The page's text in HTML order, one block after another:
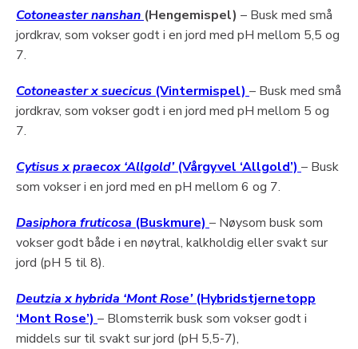
Cotoneaster nanshan (Hengemispel) – Busk med små
jordkrav, som vokser godt i en jord med pH mellom 5,5 og
7.
Cotoneaster x suecicus (Vintermispel) – Busk med små
jordkrav, som vokser godt i en jord med pH mellom 5 og
7.
Cytisus x praecox ‘Allgold’ (Vårgyvel ‘Allgold’) – Busk
som vokser i en jord med en pH mellom 6 og 7.
Dasiphora fruticosa (Buskmure) – Nøysom busk som
vokser godt både i en nøytral, kalkholdig eller svakt sur
jord (pH 5 til 8).
Deutzia x hybrida ‘Mont Rose’ (Hybridstjernetopp
‘Mont Rose’) – Blomsterrik busk som vokser godt i
middels sur til svakt sur jord (pH 5,5-7),